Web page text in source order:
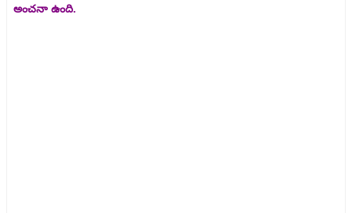
అంచనా ఉంది.